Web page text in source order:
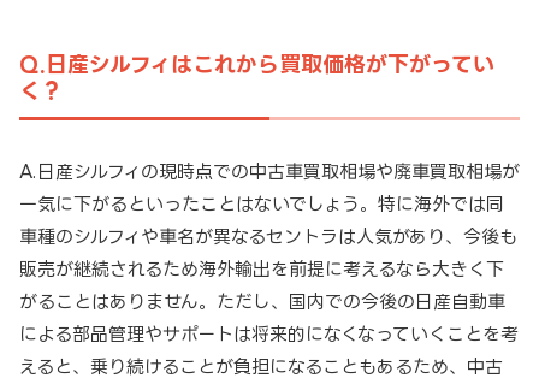
Q.日産シルフィはこれから買取価格が下がってい
く？
A.日産シルフィの現時点での中古車買取相場や廃車買取相場が
一気に下がるといったことはないでしょう。特に海外では同
車種のシルフィや車名が異なるセントラは人気があり、今後も
販売が継続されるため海外輸出を前提に考えるなら大きく下
がることはありません。ただし、国内での今後の日産自動車
による部品管理やサポートは将来的になくなっていくことを考
えると、乗り続けることが負担になることもあるため、中古